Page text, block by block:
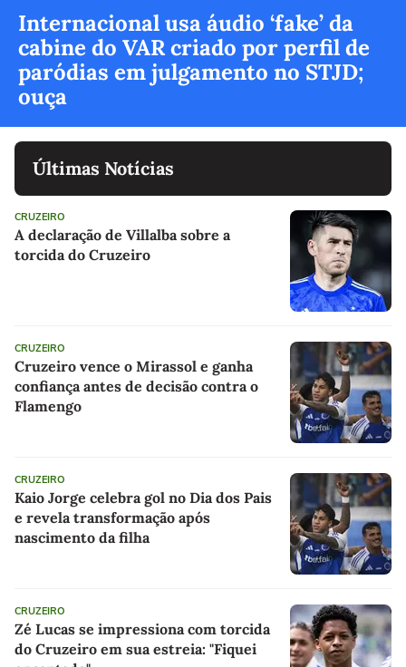
Internacional usa áudio ‘fake’ da
cabine do VAR criado por perfil de
paródias em julgamento no STJD;
ouça
Últimas Notícias
CRUZEIRO
A declaração de Villalba sobre a
torcida do Cruzeiro
CRUZEIRO
Cruzeiro vence o Mirassol e ganha
confiança antes de decisão contra o
Flamengo
CRUZEIRO
Kaio Jorge celebra gol no Dia dos Pais
e revela transformação após
nascimento da filha
CRUZEIRO
Zé Lucas se impressiona com torcida
do Cruzeiro em sua estreia: "Fiquei